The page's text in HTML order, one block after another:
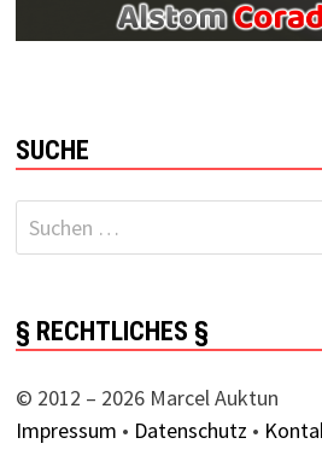
SUCHE
Suchen
nach:
§ RECHTLICHES §
© 2012 – 2026 Marcel Auktun
Impressum • Datenschutz •